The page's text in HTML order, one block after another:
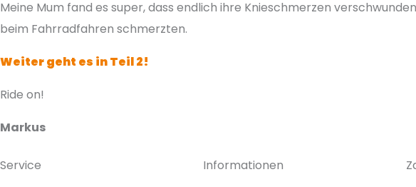
Meine Mum fand es super, dass endlich ihre Knieschmerzen
beim Fahrradfahren schmerzten.
Weiter geht es in Teil 2!
Ride on!
Markus
Service
Informationen